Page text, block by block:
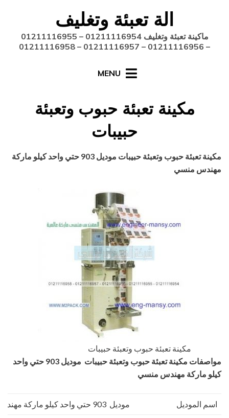
content
الة تعبئة وتغليف
ماكينة تعبئة وتغليف 01211116954 – 01211116955
– 01211116956 – 01211116957 – 01211116958
MENU
مكينة تعبئة حبوب وتعبئة
حبيبات
on
مكينة تعبئة حبوب وتعبئة حبيبات موديل 903 حتي واحد كيلو ماركة
مهندس منسي
مكينة تعبئة حبوب وتعبئة حبيبات
مواصفات مكينة تعبئة حبوب وتعبئة حبيبات
موديل 903 حتي واحد
كيلو ماركة مهندس منسي
اسم الموديل موديل 903 حتي واحد كيلو ماركة مهندس منسي